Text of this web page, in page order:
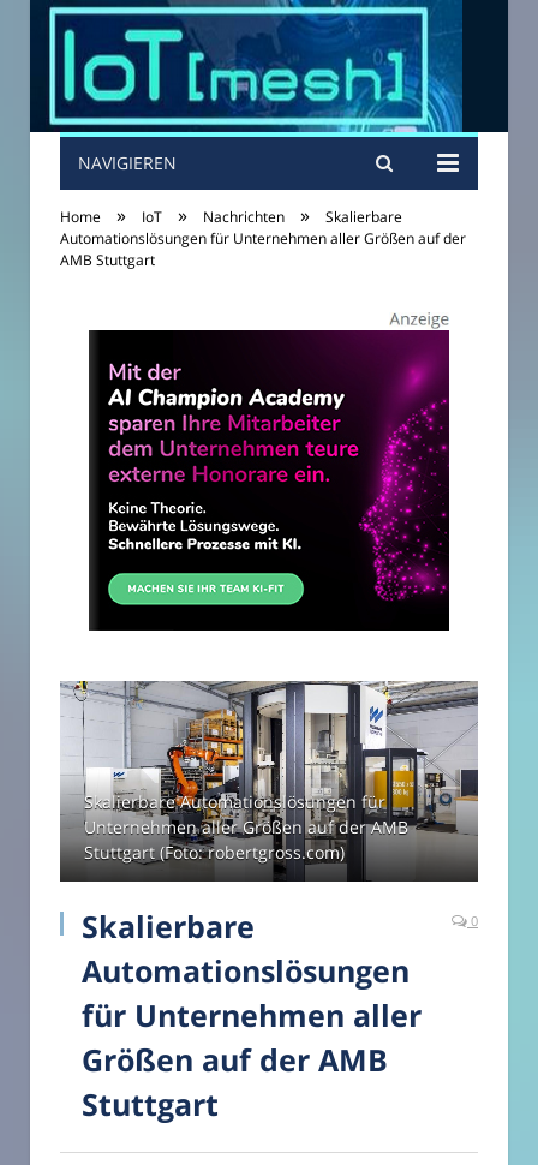
NAVIGIEREN
Home » IoT » Nachrichten »
Skalierbare
Automationslösungen für Unternehmen aller Größen auf der
AMB Stuttgart
Skalierbare Automationslösungen für
Unternehmen aller Größen auf der AMB
Stuttgart (Foto: robertgross.com)
Skalierbare
Automationslösungen
für Unternehmen aller
Größen auf der AMB
Stuttgart
0